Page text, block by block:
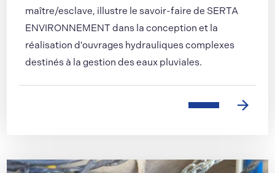
maître/esclave, illustre le savoir-faire de SERTA
ENVIRONNEMENT dans la conception et la
réalisation d'ouvrages hydrauliques complexes
destinés à la gestion des eaux pluviales.